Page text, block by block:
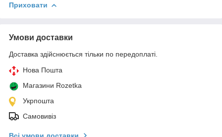
Приховати
Умови доставки
Доставка здійснюється тільки по передоплаті.
Нова Пошта
Магазини Rozetka
Укрпошта
Самовивіз
Всі умови доставки